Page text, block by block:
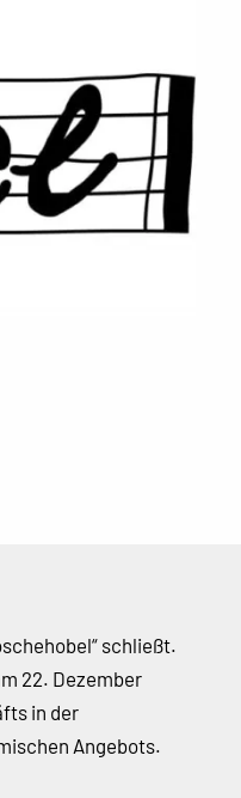
schließt.
22. Dezember
in der
Angebots.